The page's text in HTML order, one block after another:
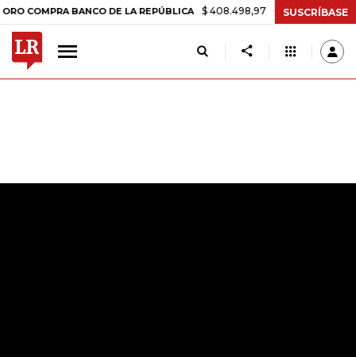
BANCO DE LA REPÚBLICA $ 408.498,97 +$ 8.753,81 +2,19%
SUSCRÍBASE